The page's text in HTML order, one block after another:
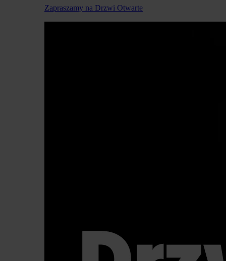
Zapraszamy na Drzwi Otwarte